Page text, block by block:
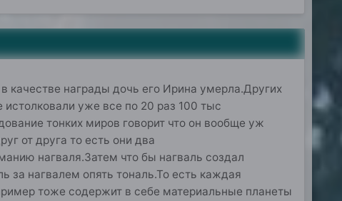
качестве награды дочь его Ирина умерла.Других
истолковали уже все по 20 раз 100 тыс
тонких миров говорит что он вообще уж
от друга то есть они два
нагваля.Затем что бы нагваль создал
за нагвалем опять тональ.То есть каждая
тоже содержит в себе материальные планеты